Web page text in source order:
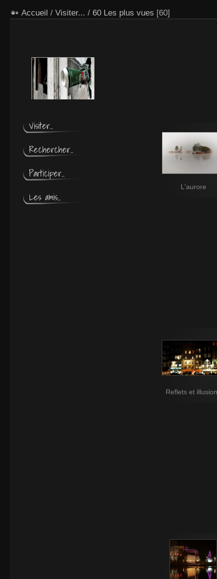
Accueil / Visiter... / 60 Les plus vues [60]
Visiter...
Rechercher...
Participer...
Les amis...
L'aurore
Reflets et